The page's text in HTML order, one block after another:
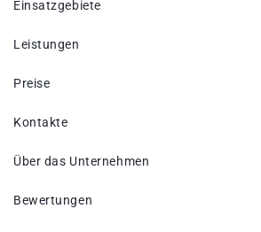
Einsatzgebiete
Leistungen
Preise
Kontakte
Über das Unternehmen
Bewertungen